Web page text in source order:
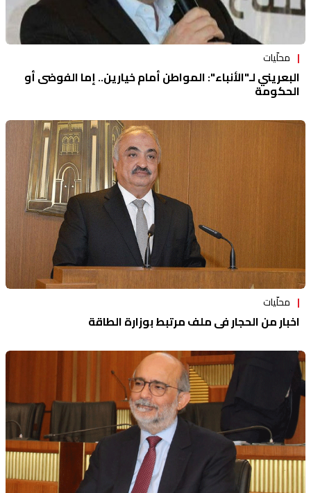
محلّيات
البعريني لـ"الأنباء": المواطن أمام خيارين.. إما الفوضى أو
الحكومة
محلّيات
اخبار من الحجار في ملف مرتبط بوزارة الطاقة